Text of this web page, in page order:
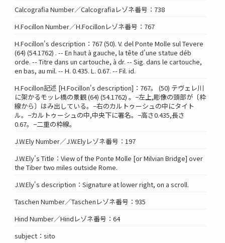
Calcografia Number／Calcografiaレゾネ番号：738
H.Focillon Number／H.Focillonレゾネ番号：767
H.Focillon's description：767 (50). V. del Ponte Molle sul Tevere
(64) (54.1762) . -- En haut à gauche, la tête d'une statue déb
orde. -- Titre dans un cartouche, à dr. -- Sig. dans le cartouche,
en bas, au mil. -- H. 0.435. L. 0.67. -- Fil. id.
H.Focillon記述 [H.Focillon's description]：767。 (50) テヴェレ川
に架かるモッレ橋の景観 (64) (54.1762) 。−左上,彫像の頭部が〔枠
線から〕はみ出している。−右のカルトゥーシュの中にタイト
ル。−カルトゥーシュの中,中央下に署名。−高さ0.435,長さ
0.67。−二重の枠線。
J.W.Ely Number／J.W.Elyレゾネ番号：197
J.W.Ely's Title：View of the Ponte Molle [or Milvian Bridge] over
the Tiber two miles outside Rome.
J.W.Ely's description：Signature at lower right, on a scroll.
Taschen Number／Taschenレゾネ番号：935
Hind Number／Hindレゾネ番号：64
subject：sito